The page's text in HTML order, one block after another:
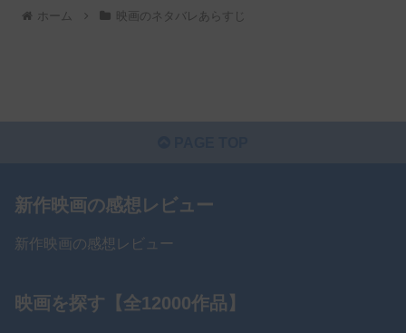
ホーム 映画のネタバレあらすじ
新作映画の感想レビュー
新作映画の感想レビュー
映画を探す【全12000作品】